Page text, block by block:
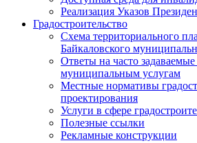
Реализация Указов
Градостроительство
Схема территориального
Байкаловского
Ответы на часто
муниципальным услугам
Местные нормативы
проектирования
Услуги в сфере
Полезные ссылки
Рекламные конструкции